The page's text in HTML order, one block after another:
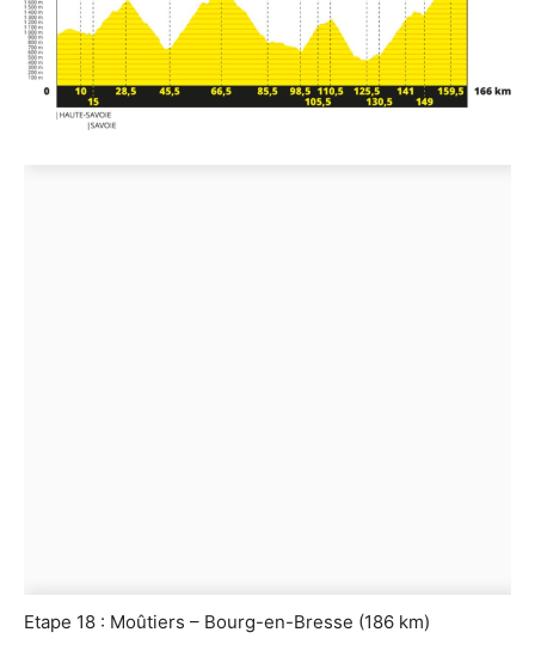
Etape 18 : Moûtiers – Bourg-en-Bresse (186 km)